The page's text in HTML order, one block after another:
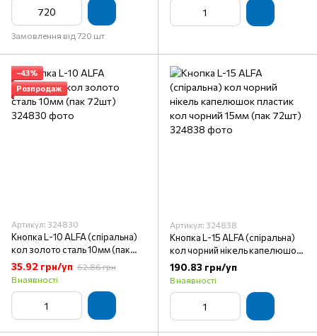
Замовлення від 720 шт
−43%
Розпродаж
Артикул: 324830
Кнопка L-10 ALFA (спіральна)
кол золото сталь 10мм (пак
72шт)
35.92 грн/уп 62.86 грн
В наявності
Артикул: 324838
Кнопка L-15 ALFA (спіральна)
кол чорний нікель капелюшок
пластик кол чорний 15мм (пак
72шт)
190.83 грн/уп
В наявності